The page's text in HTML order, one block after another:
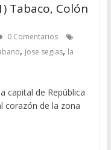
Tabaco, Colón
0 Comentarios
, jose segias, la
capital de República
corazón de la zona